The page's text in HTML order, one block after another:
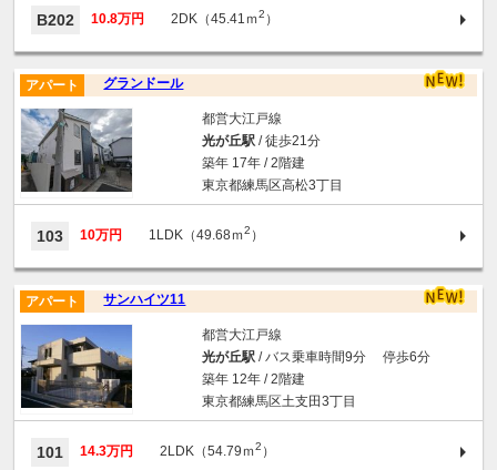
B202 10.8万円 2DK（45.41ｍ2 ）
グランドール
アパート
都営大江戸線
光が丘駅/ 徒歩21分
築年 17年 / 2階建
東京都練馬区高松3丁目
103 10万円 1LDK（49.68ｍ2 ）
サンハイツ11
アパート
都営大江戸線
光が丘駅/ バス乗車時間9分 停歩6分
築年 12年 / 2階建
東京都練馬区土支田3丁目
101 14.3万円 2LDK（54.79ｍ2 ）